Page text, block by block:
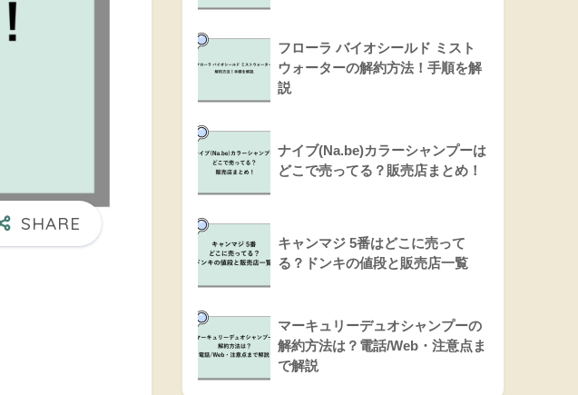
フローラ バイオシールド ミスト
ウォーターの解約方法！手順を解
説
ナイブ(Na.be)カラーシャンプーは
どこで売ってる？販売店まとめ！
キャンマジ 5番はどこに売って
る？ドンキの値段と販売店一覧
マーキュリーデュオシャンプーの
解約方法は？電話/Web・注意点ま
で解説